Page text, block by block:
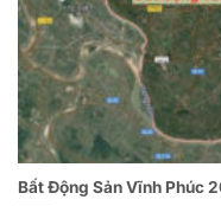
Bất Động Sản Vĩnh Phúc